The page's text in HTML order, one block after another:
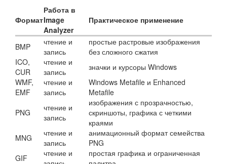
Формат
Работа в
Image
Analyzer
Практическое применение
BMP
чтение и
запись
простые растровые изображения
без сложного сжатия
ICO,
CUR
чтение и
запись
значки и курсоры Windows
WMF,
EMF
чтение и
запись
Windows Metafile и Enhanced
Metafile
PNG
чтение и
запись
изображения с прозрачностью,
скриншоты, графика с четкими
краями
MNG
чтение и
запись
анимационный формат семейства
PNG
GIF
чтение и
простая графика и ограниченная